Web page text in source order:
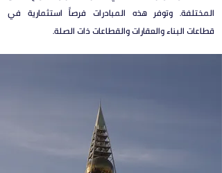
المختلفة. وتوفر هذه المبادرات فرصاً استثمارية في
قطاعات البناء والعقارات والقطاعات ذات الصلة.